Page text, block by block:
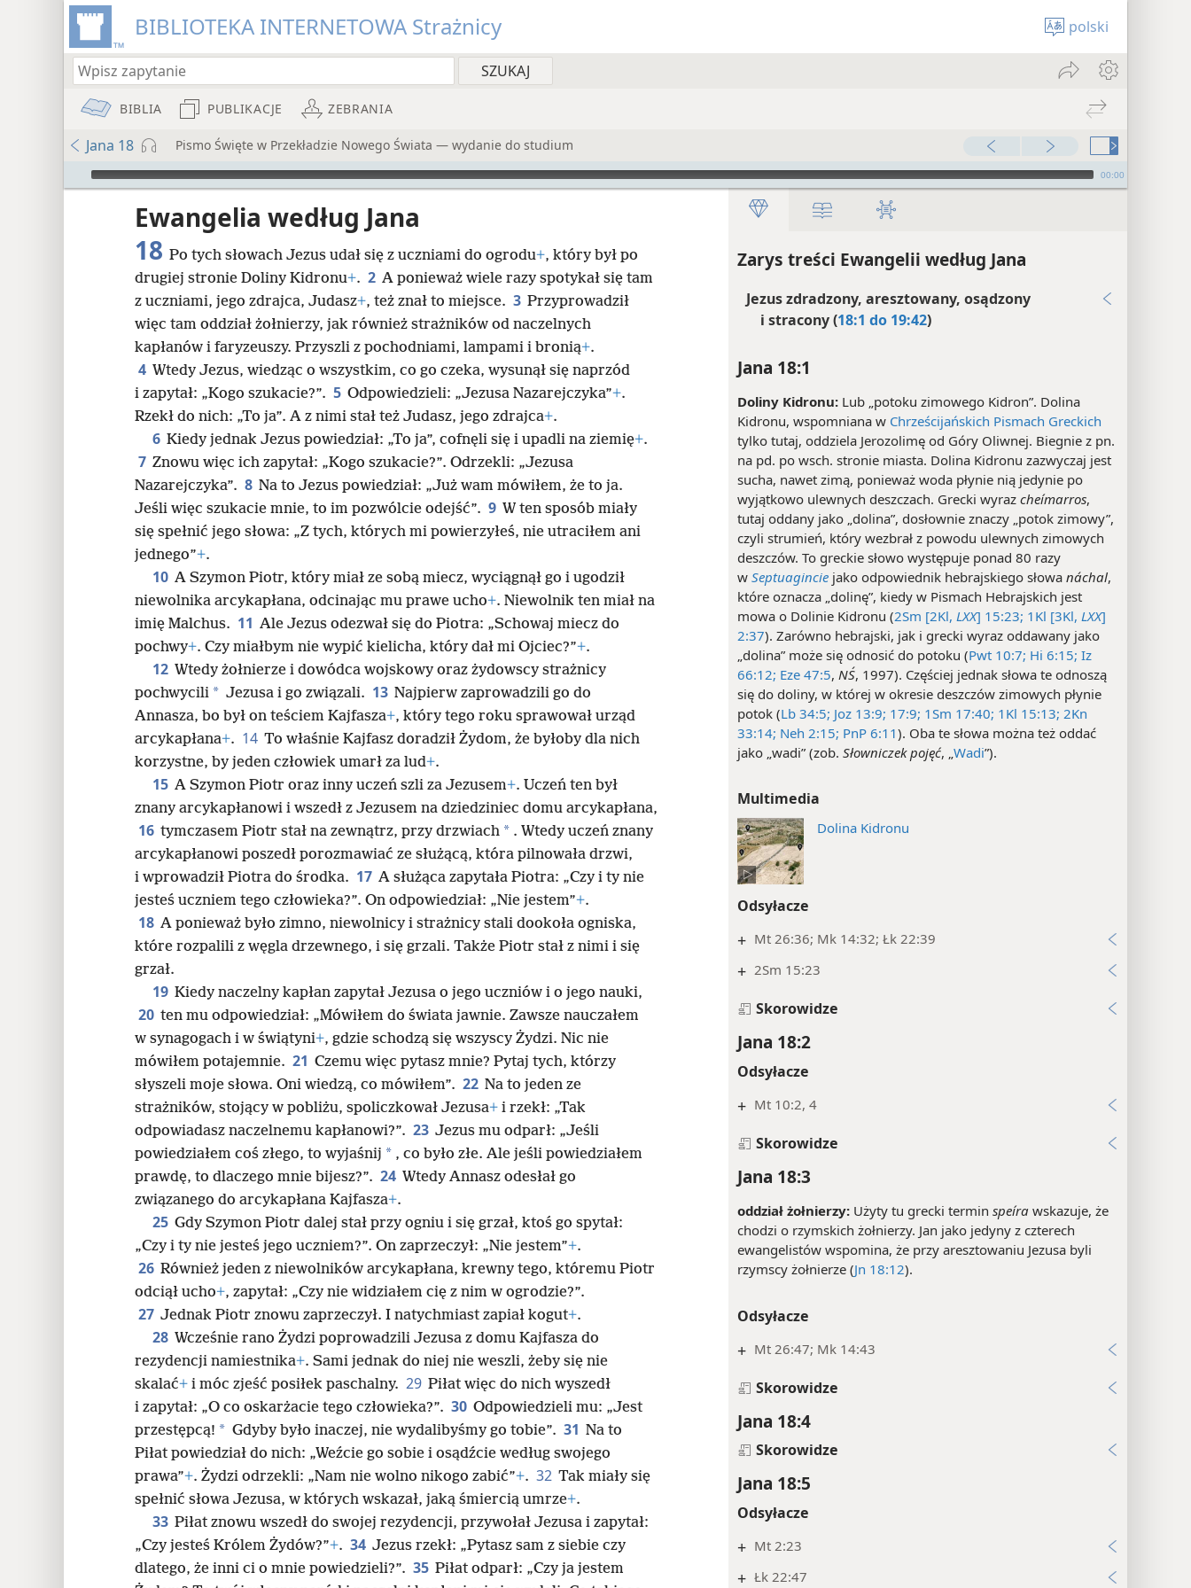
BIBLIOTEKA INTERNETOWA Strażnicy polski
BIBLIA PUBLIKACJE ZEBRANIA
Jana 18 Pismo Święte w Przekładzie Nowego Świata — wydanie do studium
Audio Player 00:00
Zarys treści Ewangelii według Jana
Jezus zdradzony, aresztowany, osądzony
i stracony (18:1 do 19:42)
Jana 18:1
Doliny Kidronu: Lub „potoku zimowego Kidron”. Dolina
Kidronu, wspomniana w Chrześcijańskich Pismach Greckich
tylko tutaj, oddziela Jerozolimę od Góry Oliwnej. Biegnie z pn.
na pd. po wsch. stronie miasta. Dolina Kidronu zazwyczaj jest
sucha, nawet zimą, ponieważ woda płynie nią jedynie po
wyjątkowo ulewnych deszczach. Grecki wyraz cheímarros,
tutaj oddany jako „dolina”, dosłownie znaczy „potok zimowy”,
czyli strumień, który wezbrał z powodu ulewnych zimowych
deszczów. To greckie słowo występuje ponad 80 razy
w Septuagincie jako odpowiednik hebrajskiego słowa náchal,
które oznacza „dolinę”, kiedy w Pismach Hebrajskich jest
mowa o Dolinie Kidronu (2Sm [2Kl, LXX] 15:23; 1Kl [3Kl, LXX]
2:37). Zarówno hebrajski, jak i grecki wyraz oddawany jako
„dolina” może się odnosić do potoku (Pwt 10:7; Hi 6:15; Iz
66:12; Eze 47:5, NŚ, 1997). Częściej jednak słowa te odnoszą
się do doliny, w której w okresie deszczów zimowych płynie
potok (Lb 34:5; Joz 13:9; 17:9; 1Sm 17:40; 1Kl 15:13; 2Kn
33:14; Neh 2:15; PnP 6:11). Oba te słowa można też oddać
jako „wadi” (zob. Słowniczek pojęć, „Wadi”).
Multimedia
Dolina Kidronu
Odsyłacze
+ Mt 26:36; Mk 14:32; Łk 22:39
+ 2Sm 15:23
Skorowidze
Jana 18:2
Odsyłacze
+ Mt 10:2, 4
Skorowidze
Jana 18:3
oddział żołnierzy: Użyty tu grecki termin speíra wskazuje, że
chodzi o rzymskich żołnierzy. Jan jako jedyny z czterech
ewangelistów wspomina, że przy aresztowaniu Jezusa byli
rzymscy żołnierze (Jn 18:12).
Odsyłacze
+ Mt 26:47; Mk 14:43
Skorowidze
Jana 18:4
Skorowidze
Jana 18:5
Odsyłacze
+ Mt 2:23
+ Łk 22:47
Ewangelia według Jana
18 Po tych słowach Jezus udał się z uczniami do ogrodu+, który był po
drugiej stronie Doliny Kidronu+. 2 A ponieważ wiele razy spotykał się tam
z uczniami, jego zdrajca, Judasz+, też znał to miejsce. 3 Przyprowadził
więc tam oddział żołnierzy, jak również strażników od naczelnych
kapłanów i faryzeuszy. Przyszli z pochodniami, lampami i bronią+.
4 Wtedy Jezus, wiedząc o wszystkim, co go czeka, wysunął się naprzód
i zapytał: „Kogo szukacie?”. 5 Odpowiedzieli: „Jezusa Nazarejczyka”+.
Rzekł do nich: „To ja”. A z nimi stał też Judasz, jego zdrajca+.
6 Kiedy jednak Jezus powiedział: „To ja”, cofnęli się i upadli na ziemię+.
7 Znowu więc ich zapytał: „Kogo szukacie?”. Odrzekli: „Jezusa
Nazarejczyka”. 8 Na to Jezus powiedział: „Już wam mówiłem, że to ja.
Jeśli więc szukacie mnie, to im pozwólcie odejść”. 9 W ten sposób miały
się spełnić jego słowa: „Z tych, których mi powierzyłeś, nie utraciłem ani
jednego”+.
10 A Szymon Piotr, który miał ze sobą miecz, wyciągnął go i ugodził
niewolnika arcykapłana, odcinając mu prawe ucho+. Niewolnik ten miał na
imię Malchus. 11 Ale Jezus odezwał się do Piotra: „Schowaj miecz do
pochwy+. Czy miałbym nie wypić kielicha, który dał mi Ojciec?”+.
12 Wtedy żołnierze i dowódca wojskowy oraz żydowscy strażnicy
pochwycili * Jezusa i go związali. 13 Najpierw zaprowadzili go do
Annasza, bo był on teściem Kajfasza+, który tego roku sprawował urząd
arcykapłana+. 14 To właśnie Kajfasz doradził Żydom, że byłoby dla nich
korzystne, by jeden człowiek umarł za lud+.
15 A Szymon Piotr oraz inny uczeń szli za Jezusem+. Uczeń ten był
znany arcykapłanowi i wszedł z Jezusem na dziedziniec domu arcykapłana,
16 tymczasem Piotr stał na zewnątrz, przy drzwiach * . Wtedy uczeń znany
arcykapłanowi poszedł porozmawiać ze służącą, która pilnowała drzwi,
i wprowadził Piotra do środka. 17 A służąca zapytała Piotra: „Czy i ty nie
jesteś uczniem tego człowieka?”. On odpowiedział: „Nie jestem”+.
18 A ponieważ było zimno, niewolnicy i strażnicy stali dookoła ogniska,
które rozpalili z węgla drzewnego, i się grzali. Także Piotr stał z nimi i się
grzał.
19 Kiedy naczelny kapłan zapytał Jezusa o jego uczniów i o jego nauki,
20 ten mu odpowiedział: „Mówiłem do świata jawnie. Zawsze nauczałem
w synagogach i w świątyni+, gdzie schodzą się wszyscy Żydzi. Nic nie
mówiłem potajemnie. 21 Czemu więc pytasz mnie? Pytaj tych, którzy
słyszeli moje słowa. Oni wiedzą, co mówiłem”. 22 Na to jeden ze
strażników, stojący w pobliżu, spoliczkował Jezusa+ i rzekł: „Tak
odpowiadasz naczelnemu kapłanowi?”. 23 Jezus mu odparł: „Jeśli
powiedziałem coś złego, to wyjaśnij * , co było złe. Ale jeśli powiedziałem
prawdę, to dlaczego mnie bijesz?”. 24 Wtedy Annasz odesłał go
związanego do arcykapłana Kajfasza+.
25 Gdy Szymon Piotr dalej stał przy ogniu i się grzał, ktoś go spytał:
„Czy i ty nie jesteś jego uczniem?”. On zaprzeczył: „Nie jestem”+.
26 Również jeden z niewolników arcykapłana, krewny tego, któremu Piotr
odciął ucho+, zapytał: „Czy nie widziałem cię z nim w ogrodzie?”.
27 Jednak Piotr znowu zaprzeczył. I natychmiast zapiał kogut+.
28 Wcześnie rano Żydzi poprowadzili Jezusa z domu Kajfasza do
rezydencji namiestnika+. Sami jednak do niej nie weszli, żeby się nie
skalać+ i móc zjeść posiłek paschalny. 29 Piłat więc do nich wyszedł
i zapytał: „O co oskarżacie tego człowieka?”. 30 Odpowiedzieli mu: „Jest
przestępcą! * Gdyby było inaczej, nie wydalibyśmy go tobie”. 31 Na to
Piłat powiedział do nich: „Weźcie go sobie i osądźcie według swojego
prawa”+. Żydzi odrzekli: „Nam nie wolno nikogo zabić”+. 32 Tak miały się
spełnić słowa Jezusa, w których wskazał, jaką śmiercią umrze+.
33 Piłat znowu wszedł do swojej rezydencji, przywołał Jezusa i zapytał:
„Czy jesteś Królem Żydów?”+. 34 Jezus rzekł: „Pytasz sam z siebie czy
dlatego, że inni ci o mnie powiedzieli?”. 35 Piłat odparł: „Czy ja jestem